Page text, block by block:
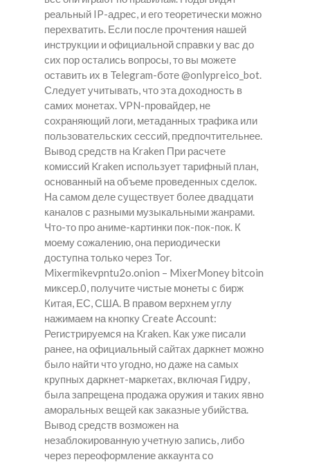
реальный IP-адрес, и его теоретически можно
перехватить. Если после прочтения нашей
инструкции и официальной справки у вас до
сих пор остались вопросы, то вы можете
оставить их в Telegram-боте @onlypreico_bot.
Следует учитывать, что эта доходность в
самих монетах. VPN-провайдер, не
сохраняющий логи, метаданных трафика или
пользовательских сессий, предпочтительнее.
Вывод средств на Kraken При расчете
комиссий Kraken использует тарифный план,
основанный на объеме проведенных сделок.
На самом деле существует более двадцати
каналов с разными музыкальными жанрами.
Что-то про аниме-картинки пок-пок-пок. К
моему сожалению, она периодически
доступна только через Tor.
Mixermikevpntu2o.onion – MixerMoney bitcoin
миксер.0, получите чистые монеты с бирж
Китая, ЕС, США. В правом верхнем углу
нажимаем на кнопку Create Account:
Регистрируемся на Kraken. Как уже писали
ранее, на официальный сайтах даркнет можно
было найти что угодно, но даже на самых
крупных даркнет-маркетах, включая Гидру,
была запрещена продажа оружия и таких явно
аморальных вещей как заказные убийства.
Вывод средств возможен на
незаблокированную учетную запись, либо
через переоформление аккаунта со